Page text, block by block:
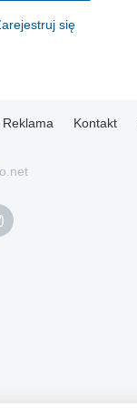
się
Reklama Kontakt